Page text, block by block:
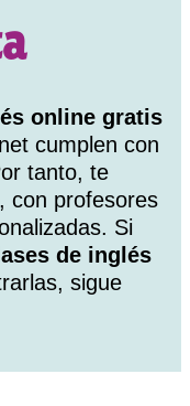
online gratis
cumplen con
tanto, te
con profesores
Si
de inglés
sigue